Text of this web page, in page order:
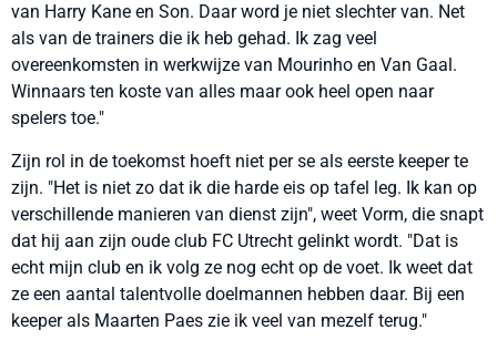
van Harry Kane en Son. Daar word je niet slechter van. Net
als van de trainers die ik heb gehad. Ik zag veel
overeenkomsten in werkwijze van Mourinho en Van Gaal.
Winnaars ten koste van alles maar ook heel open naar
spelers toe."
Zijn rol in de toekomst hoeft niet per se als eerste keeper te
zijn. "Het is niet zo dat ik die harde eis op tafel leg. Ik kan op
verschillende manieren van dienst zijn", weet Vorm, die snapt
dat hij aan zijn oude club FC Utrecht gelinkt wordt. "Dat is
echt mijn club en ik volg ze nog echt op de voet. Ik weet dat
ze een aantal talentvolle doelmannen hebben daar. Bij een
keeper als Maarten Paes zie ik veel van mezelf terug."